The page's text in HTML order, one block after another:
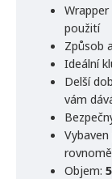
použití
Způsob
Ideální
Delší
vám
Objem: